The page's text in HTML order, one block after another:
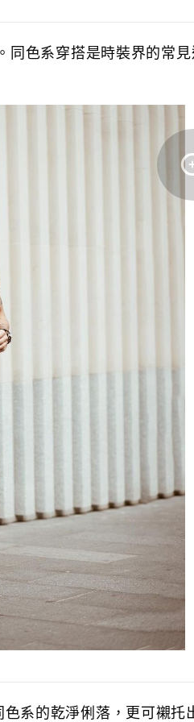
同色系穿搭是時裝界的常
系的乾淨俐落，更可襯托